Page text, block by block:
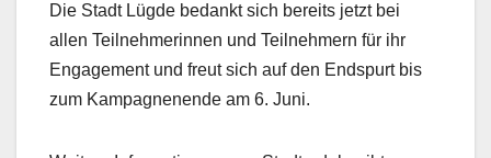
Die Stadt Lügde bedankt sich bereits jetzt bei
allen Teilnehmerinnen und Teilnehmern für ihr
Engagement und freut sich auf den Endspurt bis
zum Kampagnenende am 6. Juni.